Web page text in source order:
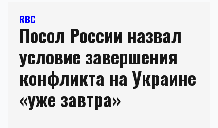
RBC
Посол России назвал
условие завершения
конфликта на Украине
«уже завтра»